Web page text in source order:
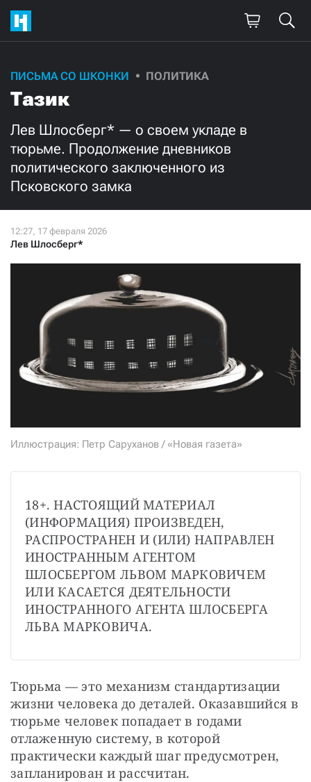
ПИСЬМА СО ШКОНКИ ПОЛИТИКА
Тазик
Лев Шлосберг* — о своем укладе в
тюрьме. Продолжение дневников
политического заключенного из
Псковского замка
Лев Шлосберг*
Иллюстрация: Петр Саруханов / «Новая газета»
18+. НАСТОЯЩИЙ МАТЕРИАЛ
(ИНФОРМАЦИЯ) ПРОИЗВЕДЕН,
РАСПРОСТРАНЕН И (ИЛИ) НАПРАВЛЕН
ИНОСТРАННЫМ АГЕНТОМ
ШЛОСБЕРГОМ ЛЬВОМ МАРКОВИЧЕМ
ИЛИ КАСАЕТСЯ ДЕЯТЕЛЬНОСТИ
ИНОСТРАННОГО АГЕНТА ШЛОСБЕРГА
ЛЬВА МАРКОВИЧА.
Тюрьма — это механизм стандартизации
жизни человека до деталей. Оказавшийся в
тюрьме человек попадает в годами
отлаженную систему, в которой
практически каждый шаг предусмотрен,
запланирован и рассчитан.
Поддержите
Ежемесячно Разово
3000 1000
Нажимая кнопку «Стать соучастником»,
условия и подтверждаю свое гражданство РФ
СТАТЬ СОУЧАСТНИКОМ
ПОДЕЛИТЬСЯ С ДРУЗЬЯМИ
Если у вас есть вопросы, пишите donate@novayagazeta.ru
звоните:
+7 (929) 612-03-68